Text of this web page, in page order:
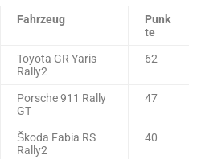
Fahrzeug
Punk
te
Toyota GR Yaris
Rally2
62
Porsche 911 Rally
GT
47
Škoda Fabia RS
Rally2
40